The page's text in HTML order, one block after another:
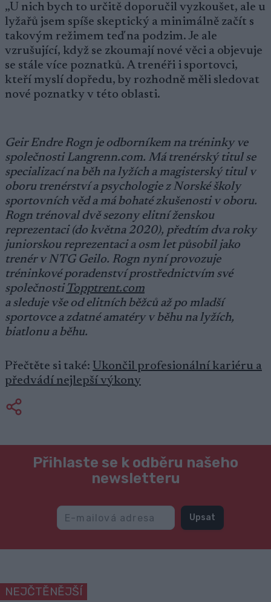
„U nich bych to určitě doporučil vyzkoušet, ale u
lyžařů jsem spíše skeptický a minimálně začít s
takovým režimem teď na podzim. Je ale
vzrušující, když se zkoumají nové věci a objevuje
se stále více poznatků. A trenéři i sportovci,
kteří myslí dopředu, by rozhodně měli sledovat
nové poznatky v této oblasti.
Geir Endre Rogn je odborníkem na tréninky ve
společnosti Langrenn.com. Má trenérský titul se
specializací na běh na lyžích a magisterský titul v
oboru trenérství a psychologie z Norské školy
sportovních věd a má bohaté zkušenosti v oboru.
Rogn trénoval dvě sezony elitní ženskou
reprezentaci (do května 2020), předtím dva roky
juniorskou reprezentaci a osm let působil jako
trenér v NTG Geilo. Rogn nyní provozuje
tréninkové poradenství prostřednictvím své
společnosti Topptrent.com
a sleduje vše od elitních běžců až po mladší
sportovce a zdatné amatéry v běhu na lyžích,
biatlonu a běhu.
Přečtěte si také: Ukončil profesionální kariéru a
předvádí nejlepší výkony
Přihlaste se k odběru našeho
newsletteru
Upsat
NEJČTĚNĚJŠÍ